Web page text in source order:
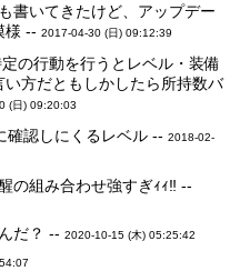
書いてきたけど、アップデー
様 --2017-04-30 (日) 09:12:39
の行動を行うとレベル・装備
方だともしかしたら所持数バ
(日) 09:20:03
確認しにくるレベル --2018-02-
の組み合わせ強すぎｨｨ‼ --
だ？ --2020-10-15 (木) 05:25:42